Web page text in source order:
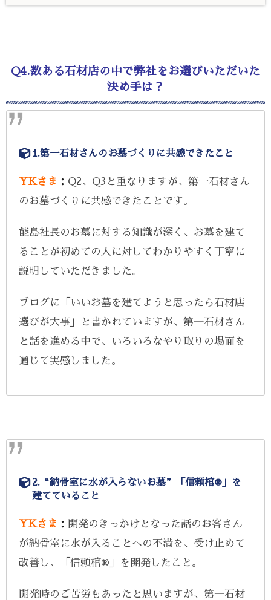
Q4.数ある石材店の中で弊社をお選びいただいた
決め手は？
1.第一石材さんのお墓づくりに共感できたこと
YKさま ： Q2、Q3と重なりますが、第一石材さん
のお墓づくりに共感できたことです。
能島社長のお墓に対する知識が深く、お墓を建て
ることが初めての人に対してわかりやすく丁寧に
説明していただきました。
ブログに「いいお墓を建てようと思ったら石材店
選びが大事」と書かれていますが、第一石材さん
と話を進める中で、いろいろなやり取りの場面を
通じて実感しました。
2.“納骨室に水が入らないお墓”「信頼棺®」を
建てていること
YKさま ： 開発のきっかけとなった話のお客さん
が納骨室に水が入ることへの不満を、受け止めて
改善し、「信頼棺®」を開発したこと。
開発時のご苦労もあったと思いますが、第一石材